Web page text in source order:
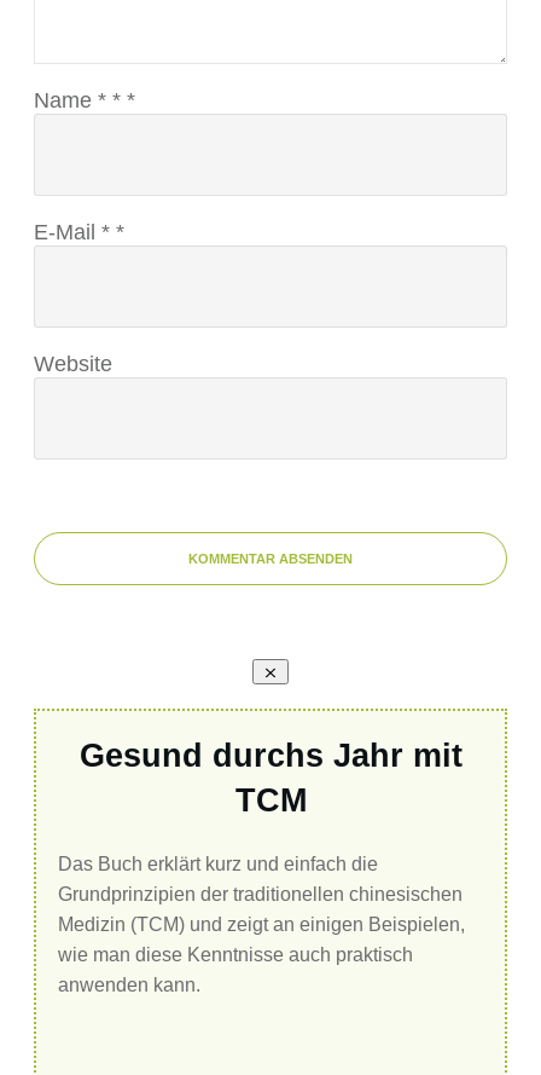
Name * * *
E-Mail * *
Website
KOMMENTAR ABSENDEN
Gesund durchs Jahr mit
TCM
Das Buch erklärt kurz und einfach die
Grundprinzipien der traditionellen chinesischen
Medizin (TCM) und zeigt an einigen Beispielen,
wie man diese Kenntnisse auch praktisch
anwenden kann.